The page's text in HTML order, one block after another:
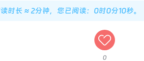
时长 ≈ 2分钟，您已阅读：0时0分11秒。
0